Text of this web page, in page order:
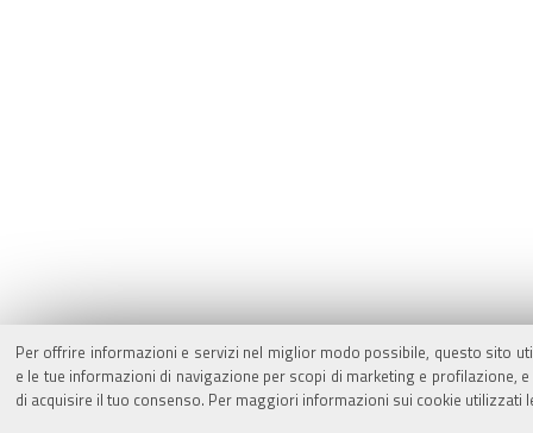
Per offrire informazioni e servizi nel miglior modo possibile, questo sito
e le tue informazioni di navigazione per scopi di marketing e
di acquisire il tuo consenso. Per maggiori informazioni sui cookie utilizzati